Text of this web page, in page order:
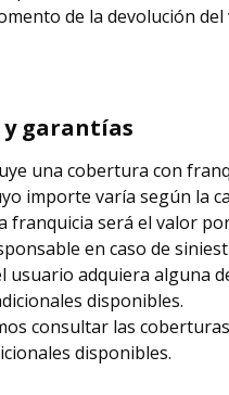
de la devolución del
garantías
una cobertura con
importe varía según la
franquicia será el valor
en caso de
usuario adquiera alguna
disponibles.
consultar las
disponibles.